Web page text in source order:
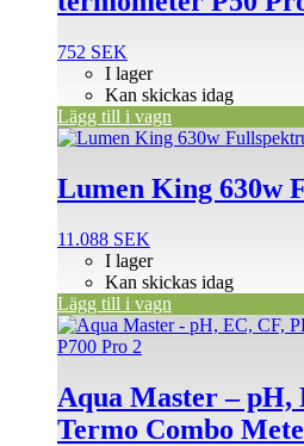
752 SEK
I lager
Kan skickas idag
Lägg till i vagn
Lumen King 630w
11.088 SEK
I lager
Kan skickas idag
Lägg till i vagn
Aqua Master – pH,
Termo Combo